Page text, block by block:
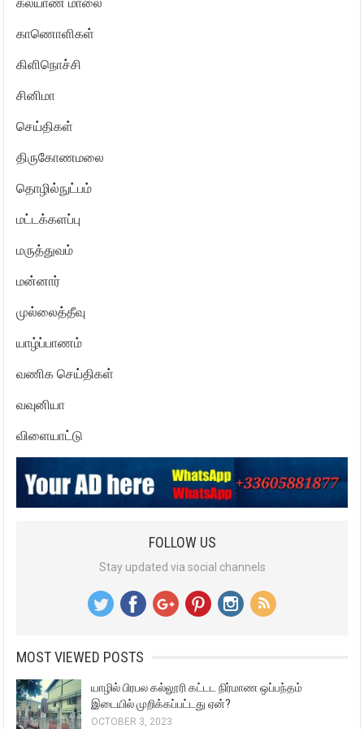
கல்யாண மாலை
காணொளிகள்
கிளிநொச்சி
சினிமா
செய்திகள்
திருகோணமலை
தொழில்நுட்பம்
மட்டக்களப்பு
மருத்துவம்
மன்னார்
முல்லைத்தீவு
யாழ்ப்பாணம்
வணிக செய்திகள்
வவுனியா
விளையாட்டு
FOLLOW US
Stay updated via social channels
MOST VIEWED POSTS
யாழில் பிரபல கல்லூரி கட்டட நிர்மாண ஒப்பந்தம்
இடையில் முறிக்கப்பட்டது ஏன்?
OCTOBER 3, 2023